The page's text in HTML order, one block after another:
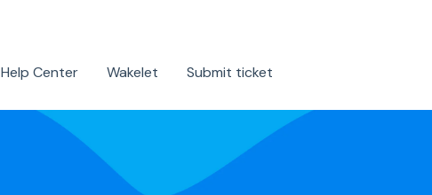
Help Center Wakelet Submit ticket